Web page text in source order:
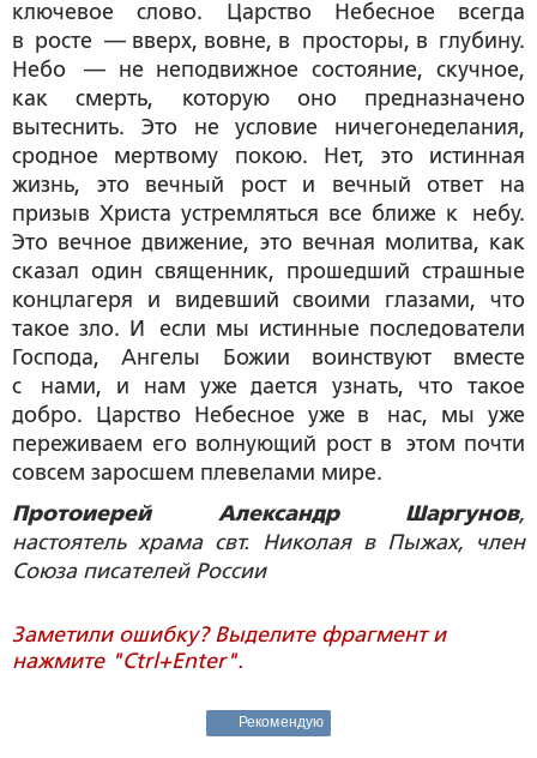
ключевое слово. Царство Небесное всегда
в росте — вверх, вовне, в просторы, в глубину.
Небо — не неподвижное состояние, скучное,
как смерть, которую оно предназначено
вытеснить. Это не условие ничегонеделания,
сродное мертвому покою. Нет, это истинная
жизнь, это вечный рост и вечный ответ на
призыв Христа устремляться все ближе к небу.
Это вечное движение, это вечная молитва, как
сказал один священник, прошедший страшные
концлагеря и видевший своими глазами, что
такое зло. И если мы истинные последователи
Господа, Ангелы Божии воинствуют вместе
с нами, и нам уже дается узнать, что такое
добро. Царство Небесное уже в нас, мы уже
переживаем его волнующий рост в этом почти
совсем заросшем плевелами мире.
Протоиерей Александр Шаргунов,
настоятель храма свт. Николая в Пыжах, член
Союза писателей России
Заметили ошибку? Выделите фрагмент и
нажмите "Ctrl+Enter".
Рекомендую